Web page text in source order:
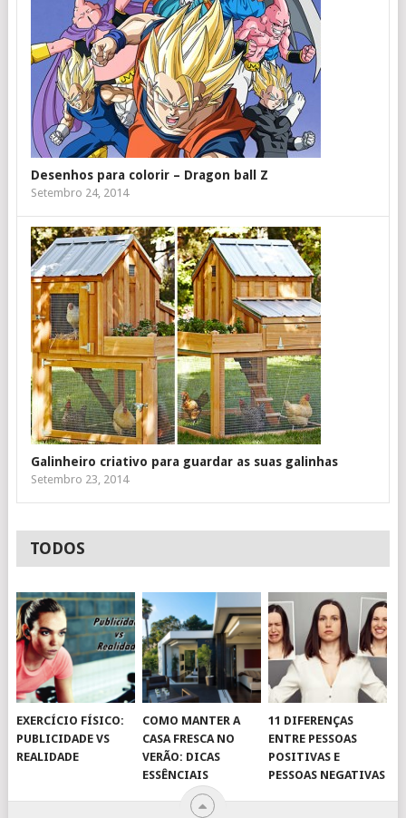
Desenhos para colorir – Dragon ball Z
Setembro 24, 2014
Galinheiro criativo para guardar as suas galinhas
Setembro 23, 2014
TODOS
EXERCÍCIO FÍSICO:
PUBLICIDADE VS
REALIDADE
COMO MANTER A
CASA FRESCA NO
VERÃO: DICAS
ESSÊNCIAIS
11 DIFERENÇAS
ENTRE PESSOAS
POSITIVAS E
PESSOAS NEGATIVAS